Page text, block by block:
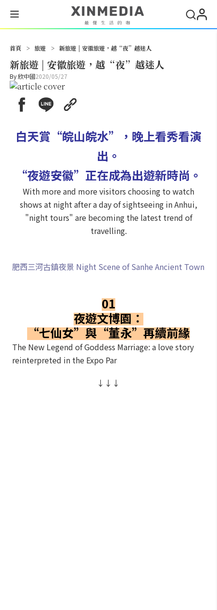
首頁 > 旅遊 > 新旅遊 | 安徽旅遊，越“夜”越迷人
新旅遊 | 安徽旅遊，越“夜”越迷人
By欣中國2020/05/27
白天賞“皖山皖水”，晚上看秀看演
出。
“夜遊安徽”正在成為出遊新時尚。
With more and more visitors choosing to watch
shows at night after a day of sightseeing in Anhui,
"night tours" are becoming the latest trend of
travelling.
肥西三河古鎮夜景 Night Scene of Sanhe Ancient Town
01
夜遊文博園：
“七仙女”與“董永”再續前緣
The New Legend of Goddess Marriage: a love story
reinterpreted in the Expo Par
↓↓↓